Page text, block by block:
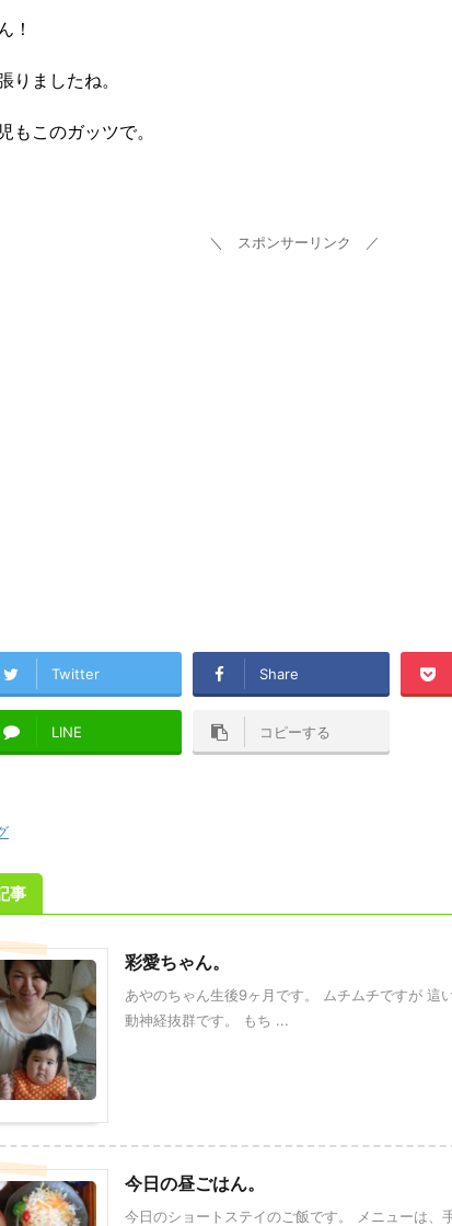
！
りましたね。
もこのガッツで。
＼ スポンサーリンク ／
Twitter Share
LINE コピーする
事
彩愛ちゃん。
あやのちゃん生後9ヶ月です。 ムチムチですが 這
動神経抜群です。 もち ...
今日の昼ごはん。
今日のショートステイのご飯です。 メニューは、